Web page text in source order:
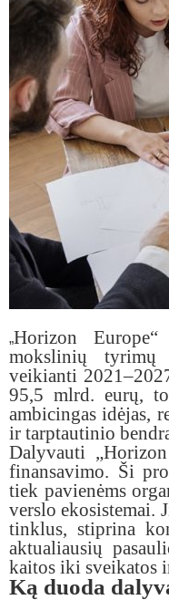
„Horizon
mokslinių tyrimų
veikianti
95,5 mlrd. eurų,
ambicingas idėjas,
ir tarptautinio
Dalyvauti
finansavimo. Ši
tiek pavienėms
verslo ekosistemai.
tinklus, stiprina
aktualiausių
kaitos iki sveikatos
Ką duoda